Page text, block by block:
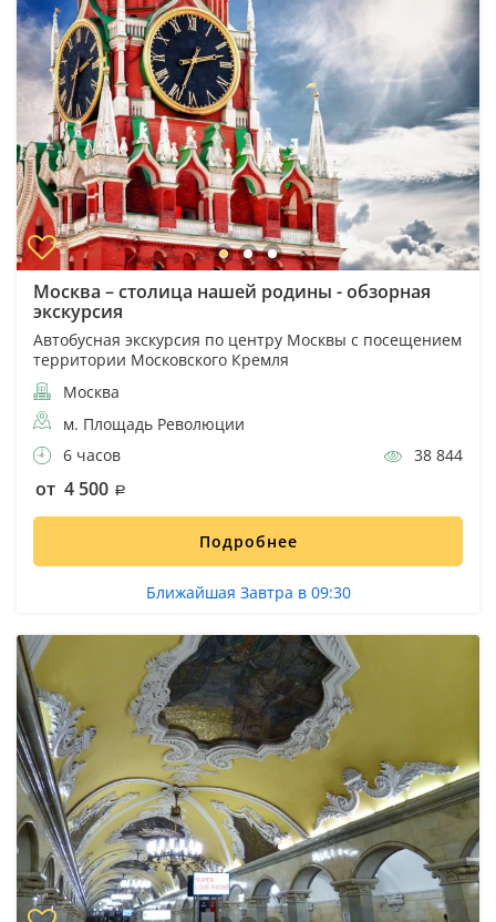
Москва – столица нашей родины - обзорная
экскурсия
Автобусная экскурсия по центру Москвы с посещением
территории Московского Кремля
Москва
м. Площадь Революции
6 часов
38 844
от 4 500
Подробнее
Ближайшая Завтра в 09:30